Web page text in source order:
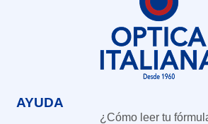
AYUDA
¿Cómo leer tu